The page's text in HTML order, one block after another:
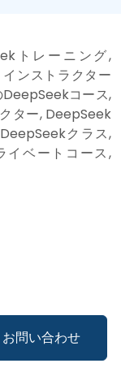
お問い合わせ
トレーニング,
ンストラクター
コース,
ター, DeepSeek
クラス,
イベートコース,